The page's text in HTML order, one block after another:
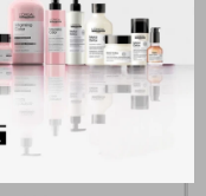
interesar